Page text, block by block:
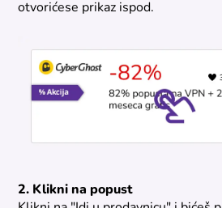
otvorićese prikaz ispod.
2. Klikni na popust